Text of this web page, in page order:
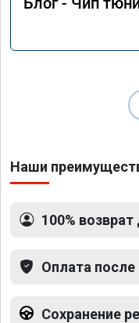
Наши
100% возврат
Оплата после
Сохранение